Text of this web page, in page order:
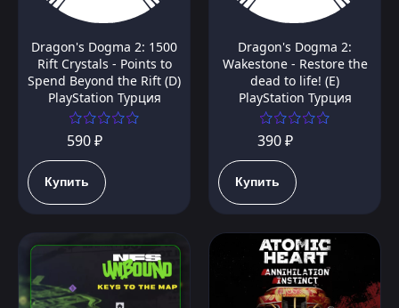
Dragon's Dogma 2: 1500
Rift Crystals - Points to
Spend Beyond the Rift (D)
PlayStation Турция
590 ₽
Купить
Dragon's Dogma 2:
Wakestone - Restore the
dead to life! (E)
PlayStation Турция
390 ₽
Купить